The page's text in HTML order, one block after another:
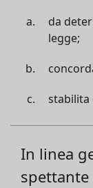
da
legge;
stabilita
In linea